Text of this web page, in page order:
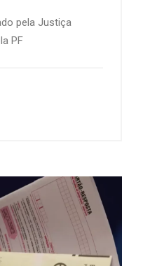
pela Justiça
PF